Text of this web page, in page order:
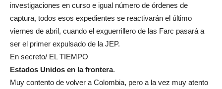
investigaciones en curso e igual número de órdenes de
captura, todos esos expedientes se reactivarán el último
viernes de abril, cuando el exguerrillero de las Farc pasará a
ser el primer expulsado de la JEP.
En secreto/ EL TIEMPO
Estados Unidos en la frontera.
Muy contento de volver a Colombia, pero a la vez muy atento